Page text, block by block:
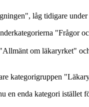
låg tidigare
"Frågor
om läkaryrket"
kategorigruppen
enda kategori istället